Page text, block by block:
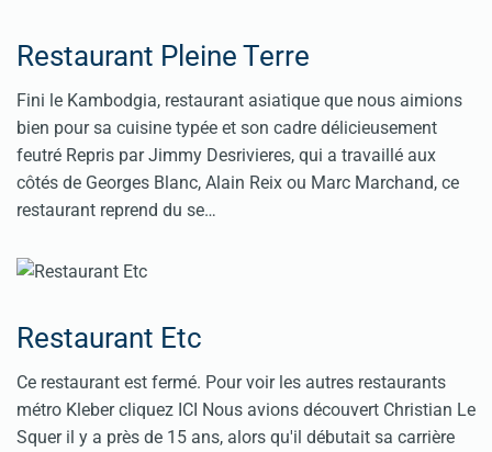
Restaurant Pleine Terre
Fini le Kambodgia, restaurant asiatique que nous aimions
bien pour sa cuisine typée et son cadre délicieusement
feutré Repris par Jimmy Desrivieres, qui a travaillé aux
côtés de Georges Blanc, Alain Reix ou Marc Marchand, ce
restaurant reprend du se…
Restaurant Etc
Ce restaurant est fermé. Pour voir les autres restaurants
métro Kleber cliquez ICI Nous avions découvert Christian Le
Squer il y a près de 15 ans, alors qu'il débutait sa carrière